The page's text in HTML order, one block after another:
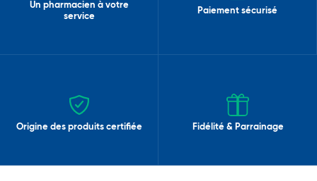
Un pharmacien à votre
service
Paiement sécurisé
Origine des produits certifiée Fidélité & Parrainage